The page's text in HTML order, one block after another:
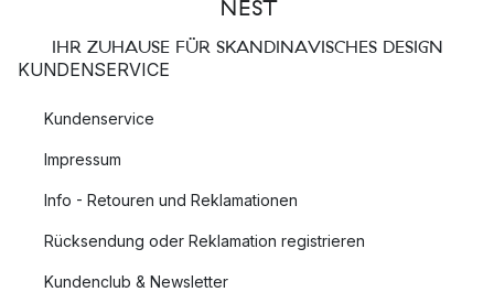
IHR ZUHAUSE FÜR SKANDINAVISCHES DESIGN
KUNDENSERVICE
Kundenservice
Impressum
Info - Retouren und Reklamationen
Rücksendung oder Reklamation registrieren
Kundenclub & Newsletter